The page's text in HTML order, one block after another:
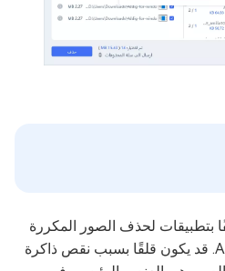
بتطبيقات لحذف الصور المكررة
على أجهزة iPhone وAndroid. قد يكون قلقًا بسبب نقص ذاكرة